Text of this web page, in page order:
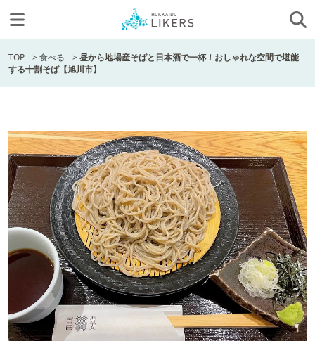
TOP >食べる >昼から地場産そばと日本酒で一杯！おしゃれな空間で堪能
する十割そば【旭川市】